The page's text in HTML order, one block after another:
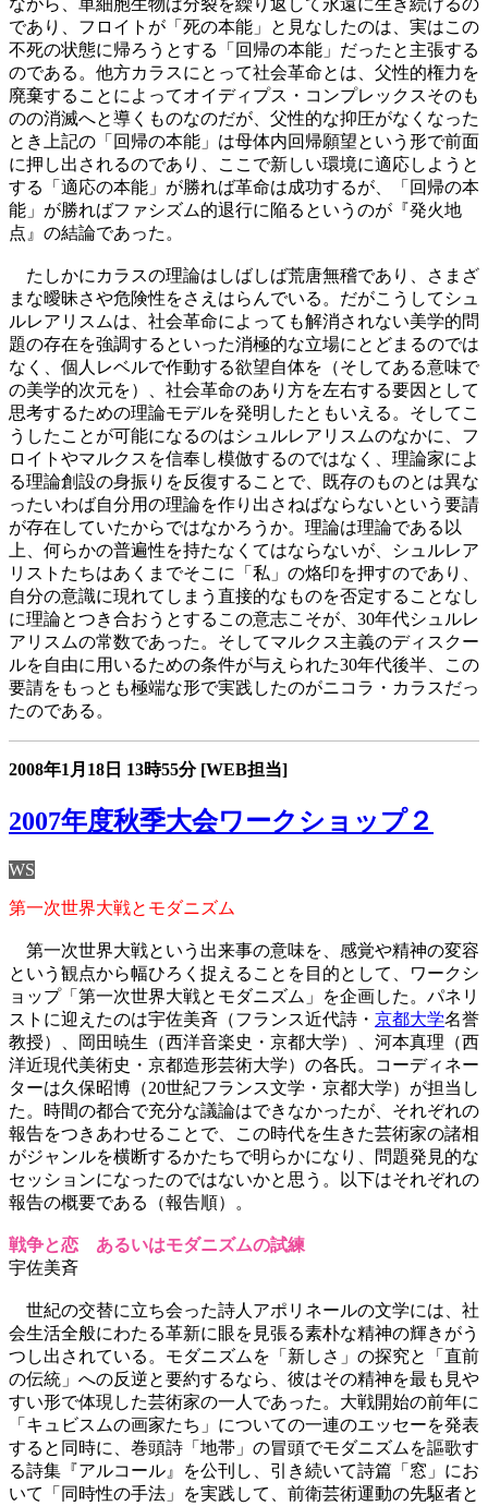
ながら、単細胞生物は分裂を繰り返して永遠に生き続けるの
であり、フロイトが「死の本能」と見なしたのは、実はこの
不死の状態に帰ろうとする「回帰の本能」だったと主張する
のである。他方カラスにとって社会革命とは、父性的権力を
廃棄することによってオイディプス・コンプレックスそのも
のの消滅へと導くものなのだが、父性的な抑圧がなくなった
とき上記の「回帰の本能」は母体内回帰願望という形で前面
に押し出されるのであり、ここで新しい環境に適応しようと
する「適応の本能」が勝れば革命は成功するが、「回帰の本
能」が勝ればファシズム的退行に陥るというのが『発火地
点』の結論であった。
たしかにカラスの理論はしばしば荒唐無稽であり、さまざ
まな曖昧さや危険性をさえはらんでいる。だがこうしてシュ
ルレアリスムは、社会革命によっても解消されない美学的問
題の存在を強調するといった消極的な立場にとどまるのでは
なく、個人レベルで作動する欲望自体を（そしてある意味で
の美学的次元を）、社会革命のあり方を左右する要因として
思考するための理論モデルを発明したともいえる。そしてこ
うしたことが可能になるのはシュルレアリスムのなかに、フ
ロイトやマルクスを信奉し模倣するのではなく、理論家によ
る理論創設の身振りを反復することで、既存のものとは異な
ったいわば自分用の理論を作り出さねばならないという要請
が存在していたからではなかろうか。理論は理論である以
上、何らかの普遍性を持たなくてはならないが、シュルレア
リストたちはあくまでそこに「私」の烙印を押すのであり、
自分の意識に現れてしまう直接的なものを否定することなし
に理論とつき合おうとするこの意志こそが、30年代シュルレ
アリスムの常数であった。そしてマルクス主義のディスクー
ルを自由に用いるための条件が与えられた30年代後半、この
要請をもっとも極端な形で実践したのがニコラ・カラスだっ
たのである。
2008年1月18日 13時55分 [WEB担当]
2007年度秋季大会ワークショップ２
WS
第一次世界大戦とモダニズム
第一次世界大戦という出来事の意味を、感覚や精神の変容
という観点から幅ひろく捉えることを目的として、ワークシ
ョップ「第一次世界大戦とモダニズム」を企画した。パネリ
ストに迎えたのは宇佐美斉（フランス近代詩・ 京都大学名誉
教授）、岡田暁生（西洋音楽史・京都大学）、河本真理（西
洋近現代美術史・京都造形芸術大学）の各氏。コーディネー
ターは久保昭博（20世紀フランス文学・京都大学）が担当し
た。時間の都合で充分な議論はできなかったが、それぞれの
報告をつきあわせることで、この時代を生きた芸術家の諸相
がジャンルを横断するかたちで明らかになり、問題発見的な
セッションになったのではないかと思う。以下はそれぞれの
報告の概要である（報告順）。
戦争と恋 あるいはモダニズムの試練
宇佐美斉
世紀の交替に立ち会った詩人アポリネールの文学には、社
会生活全般にわたる革新に眼を見張る素朴な精神の輝きがう
つし出されている。モダニズムを「新しさ」の探究と「直前
の伝統」への反逆と要約するなら、彼はその精神を最も見や
すい形で体現した芸術家の一人であった。大戦開始の前年に
「キュビスムの画家たち」についての一連のエッセーを発表
すると同時に、巻頭詩「地帯」の冒頭でモダニズムを謳歌す
る詩集『アルコール』を公刊し、引き続いて詩篇「窓」にお
いて「同時性の手法」を実践して、前衛芸術運動の先駆者と